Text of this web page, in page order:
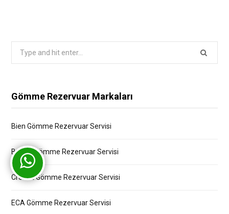
Gömme Rezervuar Markaları
Bien Gömme Rezervuar Servisi
Bocchi Gömme Rezervuar Servisi
Creavit Gömme Rezervuar Servisi
ECA Gömme Rezervuar Servisi